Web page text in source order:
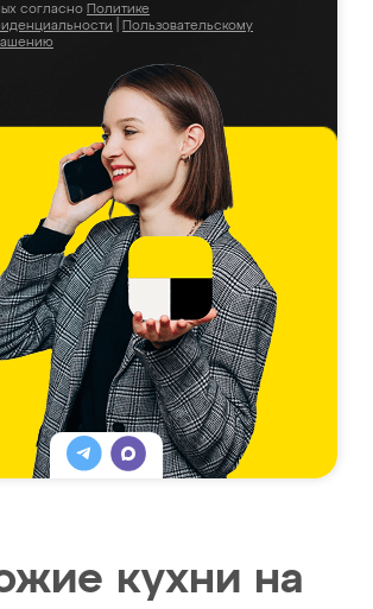
согласно Политике
Пользовательскому
кухни на